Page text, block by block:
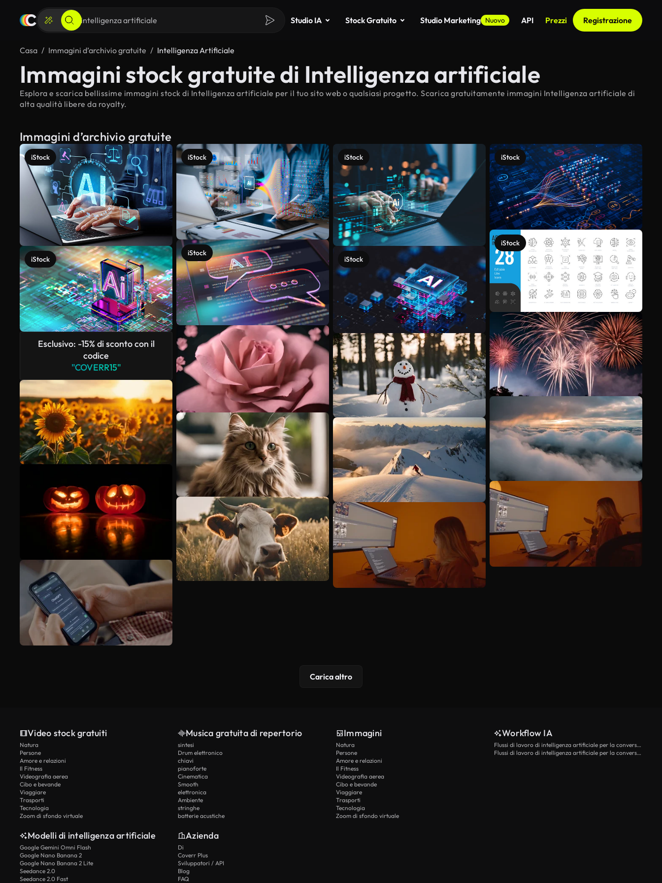
Studio IA Stock Gratuito Studio Marketing Nuovo API Prezzi Registrazione
Casa Immagini d’archivio gratuite Intelligenza Artificiale
Immagini stock gratuite di Intelligenza artificiale
Esplora e scarica bellissime immagini stock di Intelligenza artificiale per il tuo sito web o qualsiasi progetto. Scarica gratuitamente immagini Intelligenza artificiale di
alta qualità libere da royalty.
Immagini d’archivio gratuite
iStock
iStock
Esclusivo: -15% di sconto con il
codice
"COVERR15"
iStock
iStock
iStock
iStock
iStock
iStock
Scopri di più
Carica altro
Video stock gratuiti
Natura
Persone
Amore e relazioni
Il Fitness
Videografia aerea
Cibo e bevande
Viaggiare
Trasporti
Tecnologia
Zoom di sfondo virtuale
Musica gratuita di repertorio
sintesi
Drum elettronico
chiavi
pianoforte
Cinematica
Smooth
elettronica
Ambiente
stringhe
batterie acustiche
Immagini
Natura
Persone
Amore e relazioni
Il Fitness
Videografia aerea
Cibo e bevande
Viaggiare
Trasporti
Tecnologia
Zoom di sfondo virtuale
Workflow IA
Flussi di lavoro di intelligenza artificiale per la conversione da testo a video
Flussi di lavoro di intelligenza artificiale per la conversione di immagini in video
Modelli di intelligenza artificiale
Google Gemini Omni Flash
Google Nano Banana 2
Google Nano Banana 2 Lite
Seedance 2.0
Seedance 2.0 Fast
Azienda
Di
Coverr Plus
Sviluppatori / API
Blog
FAQ